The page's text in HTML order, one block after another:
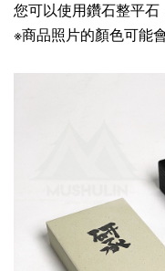
您可以使用鑽石整平石
※商品照片的顏色可能